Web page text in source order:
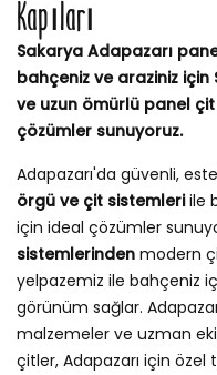
Kapıları
Sakarya Adapazarı
bahçeniz ve araziniz için
ve uzun ömürlü panel
çözümler sunuyoruz.
Adapazarı'da güvenli,
örgü ve çit sistemleriile
için ideal çözümler
sistemlerinden modern
yelpazemiz ile bahçeniz
görünüm sağlar.
malzemeler ve uzman
çitler, Adapazarı için özel